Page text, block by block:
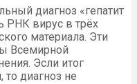
диагноз «гепатит
РНК вирус в трёх
материала. Эти
Всемирной
Эсли итог
то диагноз не